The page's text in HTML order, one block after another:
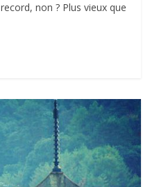
non ? Plus vieux que